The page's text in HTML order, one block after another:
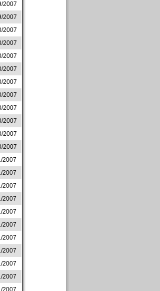
2007
2007
2007
2007
2007
2007
2007
2007
2007
2007
2007
2007
2007
2007
2007
2007
2007
2007
2007
2007
2007
2007
2007